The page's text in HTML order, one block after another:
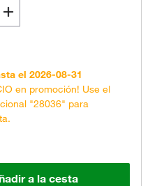
variar.
el 2026-08-31
en promoción! Use el
"28036" para
a la cesta